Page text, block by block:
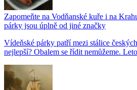
Zapomeňte na Vodňanské kuře i na
párky jsou úplně od jiné značky
Vídeňské párky patří mezi stálice
nejlepší? Obalem se řídit nemůžeme.